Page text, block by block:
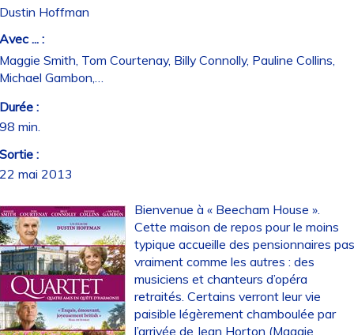
Hoffman
... :
Smith, Tom Courtenay, Billy Connolly, Pauline Collins,
Gambon,…
:
min.
:
mai 2013
Bienvenue à « Beecham House ».
Cette maison de repos pour le moins
typique accueille des pensionnaires
vraiment comme les autres : des
musiciens et chanteurs d’opéra
retraités. Certains verront leur vie
paisible légèrement chamboulée par
l’arrivée de Jean Horton (Maggie